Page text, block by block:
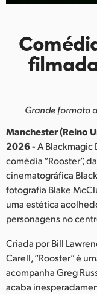
Finland
Hong Kong
India
Italy
Japan
Mexico
Malaysia
Grande formato
Manchester (Reino
2026 -A Blackmagic
comédia “Rooster”,
cinematográfica
fotografia Blake
uma estética
personagens no
Criada por Bill
Carell, “Rooster” é
acompanha Greg
acaba